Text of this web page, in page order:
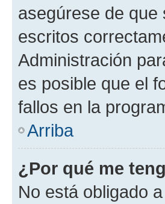
asegúrese de
escritos
Administración
es posible que el
fallos en la
Arriba
¿Por qué me
No está obligado